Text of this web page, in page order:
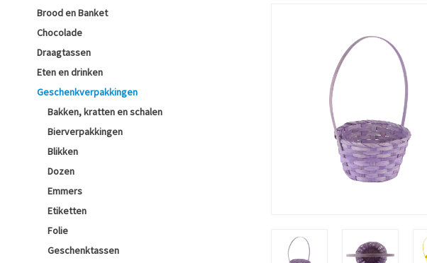
Brood en Banket
Chocolade
Draagtassen
Eten en drinken
Geschenkverpakkingen
Bakken, kratten en schalen
Bierverpakkingen
Blikken
Dozen
Emmers
Etiketten
Folie
Geschenktassen